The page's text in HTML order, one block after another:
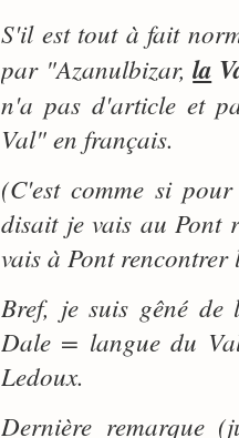
S'il est tout à fait
par "Azanulbizar,la
n'a pas d'article et
Val" en français.
(C'est comme si
disait je vais au Pont
vais à Pont
Bref, je suis gêné
Dale = langue du
Ledoux.
Dernière remarque